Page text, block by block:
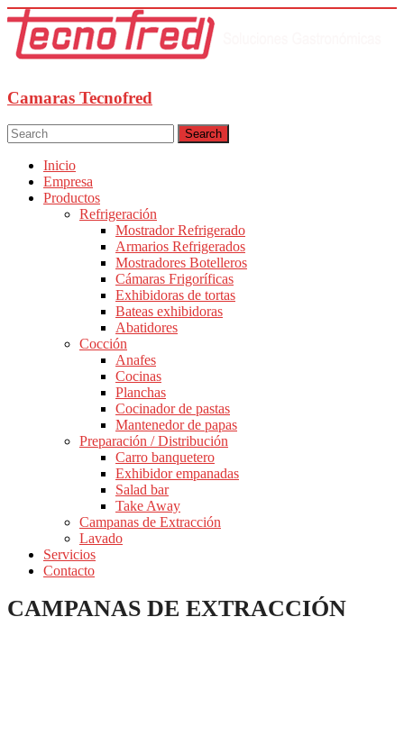
Camaras Tecnofred
Search
Inicio
Empresa
Productos
Refrigeración
Mostrador Refrigerado
Armarios Refrigerados
Mostradores Botelleros
Cámaras Frigoríficas
Exhibidoras de tortas
Bateas exhibidoras
Abatidores
Cocción
Anafes
Cocinas
Planchas
Cocinador de pastas
Mantenedor de papas
Preparación / Distribución
Carro banquetero
Exhibidor empanadas
Salad bar
Take Away
Campanas de Extracción
Lavado
Servicios
Contacto
CAMPANAS DE EXTRACCIÓN